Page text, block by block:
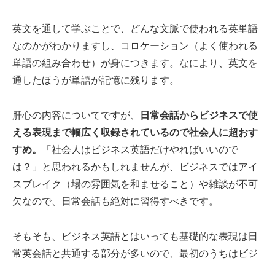
英文を通して学ぶことで、どんな文脈で使われる英単語
なのかがわかりますし、コロケーション（よく使われる
単語の組み合わせ）が身につきます。なにより、英文を
通したほうが単語が記憶に残ります。
肝心の内容についてですが、
日常会話からビジネスで使
える表現まで幅広く収録されているので社会人に超おす
すめ。
「社会人はビジネス英語だけやればいいので
は？」と思われるかもしれませんが、ビジネスではアイ
スブレイク（場の雰囲気を和ませること）や雑談が不可
欠なので、日常会話も絶対に習得すべきです。
そもそも、ビジネス英語とはいっても基礎的な表現は日
常英会話と共通する部分が多いので、最初のうちはビジ